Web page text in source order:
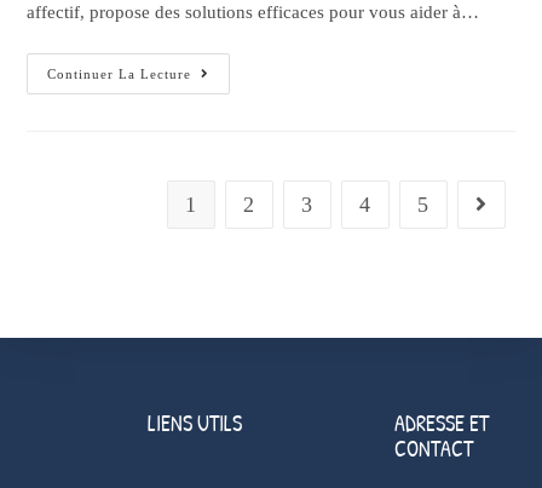
affectif, propose des solutions efficaces pour vous aider à…
Continuer La Lecture
1 2 3 4 5
LIENS UTILS
ADRESSE ET
CONTACT